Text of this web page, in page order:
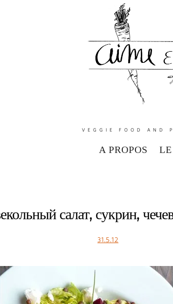
VEGGIE FOOD AND
A PROPOS
салат, сукрин,
31.5.12